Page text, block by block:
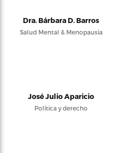
Dra. Bárbara D. Barros
Salud Mental & Menopausia
José Julio Aparicio
Política y derecho